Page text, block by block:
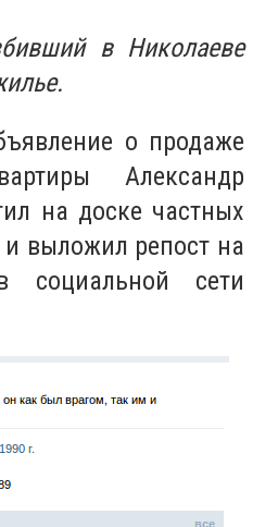
в Николаеве
о продаже
Александр
на доске частных
выложил репост на
социальной сети